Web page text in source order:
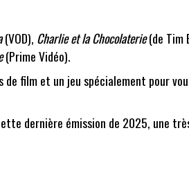
(VOD), Charlie et la Chocolaterie(de Tim
(Prime Vidéo).
film et un jeu spécialement pour
dernière émission de 2025, une